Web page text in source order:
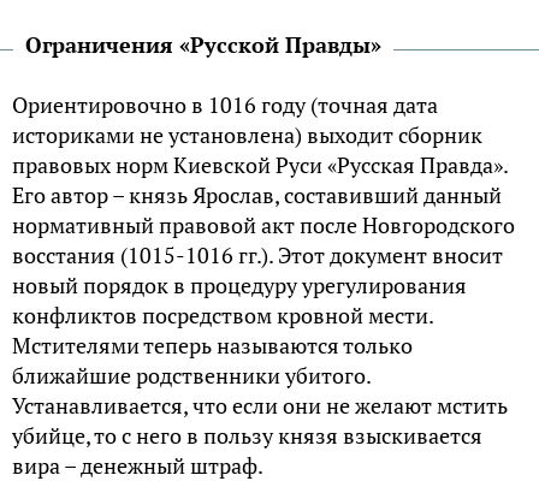
Ограничения «Русской Правды»
Ориентировочно в 1016 году (точная дата
историками не установлена) выходит сборник
правовых норм Киевской Руси «Русская Правда».
Его автор – князь Ярослав, составивший данный
нормативный правовой акт после Новгородского
восстания (1015-1016 гг.). Этот документ вносит
новый порядок в процедуру урегулирования
конфликтов посредством кровной мести.
Мстителями теперь называются только
ближайшие родственники убитого.
Устанавливается, что если они не желают мстить
убийце, то с него в пользу князя взыскивается
вира – денежный штраф.